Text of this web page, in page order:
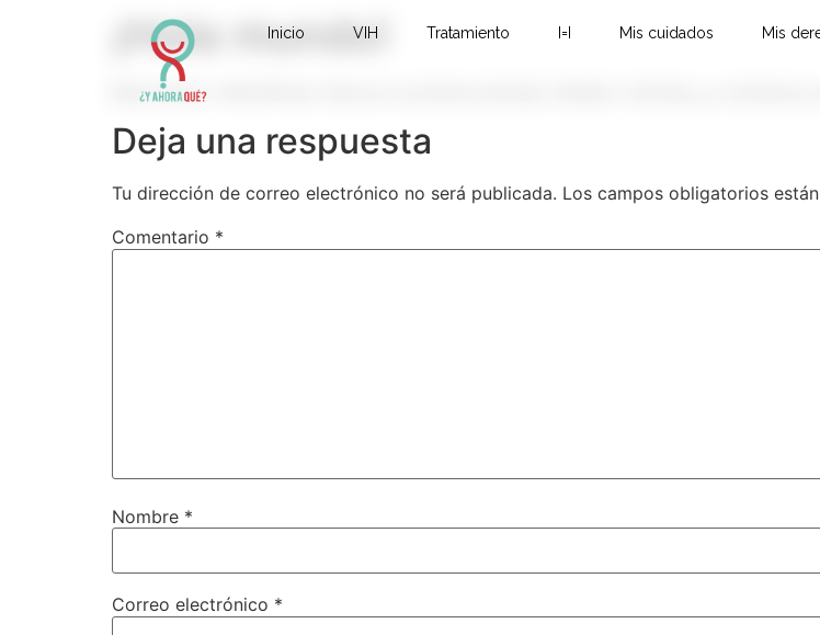
Inicio VIH Tratamiento I=I Mis cuidados Mis
¡Hola mundo!
Bienvenido a WordPress. Esta es tu primera entrada. Edítala o bórrala, ¡y comienza a
Deja una respuesta
Tu dirección de correo electrónico no será publicada. Los campos obligatorios
Comentario *
Nombre *
Correo electrónico *